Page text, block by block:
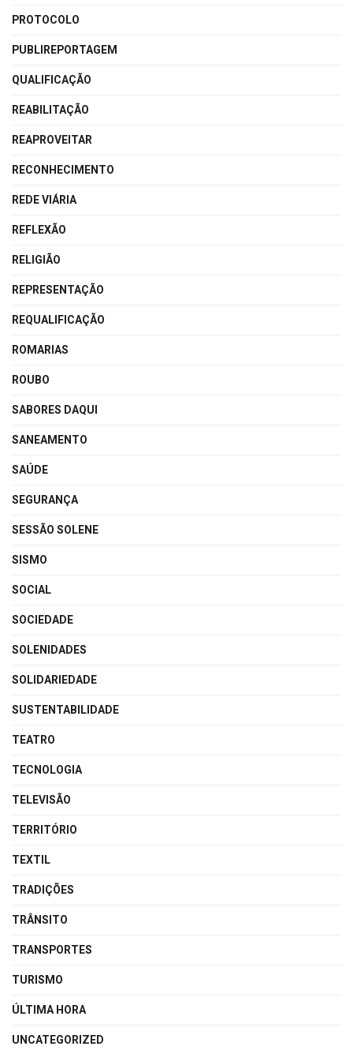
PROTOCOLO
PUBLIREPORTAGEM
QUALIFICAÇÃO
REABILITAÇÃO
REAPROVEITAR
RECONHECIMENTO
REDE VIÁRIA
REFLEXÃO
RELIGIÃO
REPRESENTAÇÃO
REQUALIFICAÇÃO
ROMARIAS
ROUBO
SABORES DAQUI
SANEAMENTO
SAÚDE
SEGURANÇA
SESSÃO SOLENE
SISMO
SOCIAL
SOCIEDADE
SOLENIDADES
SOLIDARIEDADE
SUSTENTABILIDADE
TEATRO
TECNOLOGIA
TELEVISÃO
TERRITÓRIO
TEXTIL
TRADIÇÕES
TRÂNSITO
TRANSPORTES
TURISMO
ÚLTIMA HORA
UNCATEGORIZED